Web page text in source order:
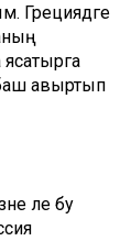
Грециядәге
авыртып
әле бу